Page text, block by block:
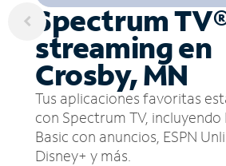
Spectrum
streaming en
Crosby, MN
Tus aplicaciones favoritas
con Spectrum TV, incluyendo
Basic con anuncios, ESPN
Disney+ y más.